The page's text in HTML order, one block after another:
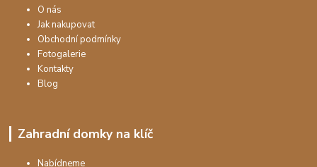
O nás
Jak nakupovat
Obchodní podmínky
Fotogalerie
Kontakty
Blog
Zahradní domky na klíč
Nabídneme